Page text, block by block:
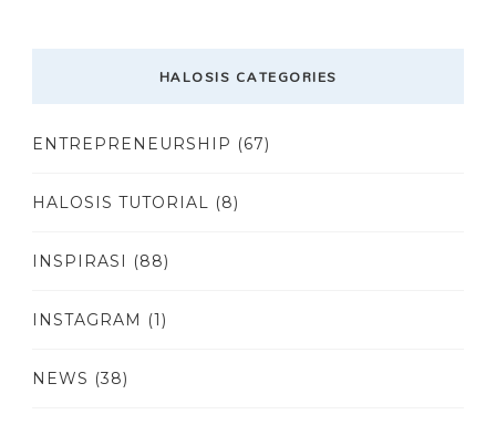
HALOSIS CATEGORIES
ENTREPRENEURSHIP (67)
HALOSIS TUTORIAL (8)
INSPIRASI (88)
INSTAGRAM (1)
NEWS (38)